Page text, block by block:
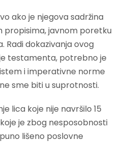
ako je njegova sadržina
propisima, javnom poretku
Radi dokazivanja ovog
testamenta, potrebno je
i imperativne norme
sme biti u suprotnosti.
lica koje nije navršilo 15
je zbog nesposobnosti
lišeno poslovne